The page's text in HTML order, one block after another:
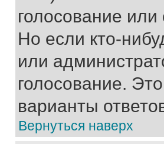
голосование
Но если кто-
или
голосование.
варианты
Вернуться наверх